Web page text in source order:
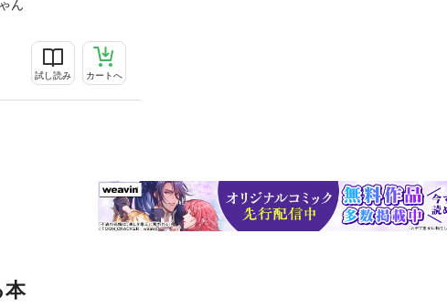
ん
試し読み カートへ
本